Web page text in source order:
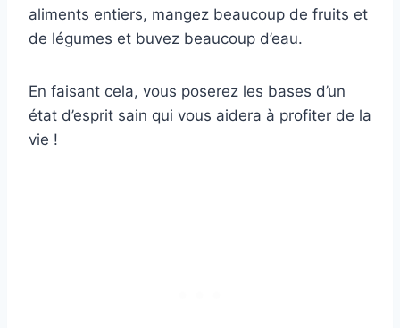
aliments entiers, mangez beaucoup de fruits et
de légumes et buvez beaucoup d’eau.
En faisant cela, vous poserez les bases d’un
état d’esprit sain qui vous aidera à profiter de la
vie !